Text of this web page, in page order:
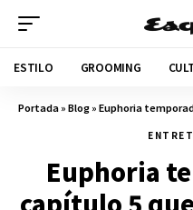
ESTILO GROOMING
Portada»Blog»Euphoria temporada
Euphoria